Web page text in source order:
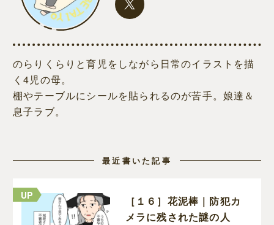
のらりくらりと育児をしながら日常のイラストを描
く4児の母。
棚やテーブルにシールを貼られるのが苦手。娘達＆
息子ラブ。
最近書いた記事
［１６］花泥棒｜防犯カ
メラに残された謎の人